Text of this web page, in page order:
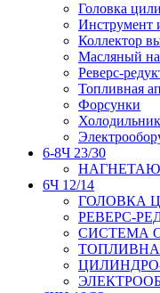
Головка
Инструмент
Коллектор
Масляный
Реверс-
Топливная
Форсунки
Холодильник
6-8Ч 23/30
6Ч 12/14
ГОЛОВКА
РЕВЕРС-
СИСТЕМА